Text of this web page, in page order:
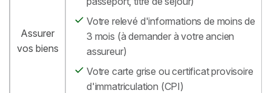
Assurer
vos biens
Votre relevé d'informations de moins de
3 mois (à demander à votre ancien
assureur)
Votre carte grise ou certificat provisoire
d'immatriculation (CPI)